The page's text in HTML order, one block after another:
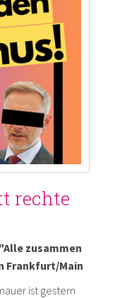
rechte
zusammen
Frankfurt/Main
ist gestern